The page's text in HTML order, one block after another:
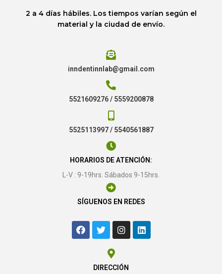
2 a 4 días hábiles. Los tiempos varían según el
material y la ciudad de envío.
inndentinnlab@gmail.com
5521609276 / 5559200878
5525113997 / 5540561887
HORARIOS DE ATENCIÓN:
L-V : 9-19hrs. Sábados 9-15hrs.
SÍGUENOS EN REDES
DIRECCIÓN